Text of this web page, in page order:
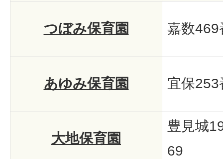
つぼみ保育園 嘉数469
あゆみ保育園 宜保253
大地保育園
豊見城
69